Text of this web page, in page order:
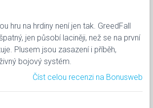
hru na hrdiny není jen tak. GreedFall
jen působí laciněji, než se na první
Plusem jsou zasazení i příběh,
bojový systém.
Číst celou recenzi na Bonusweb